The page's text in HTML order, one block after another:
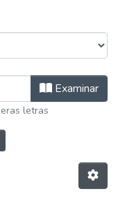
por
Examinar
letras